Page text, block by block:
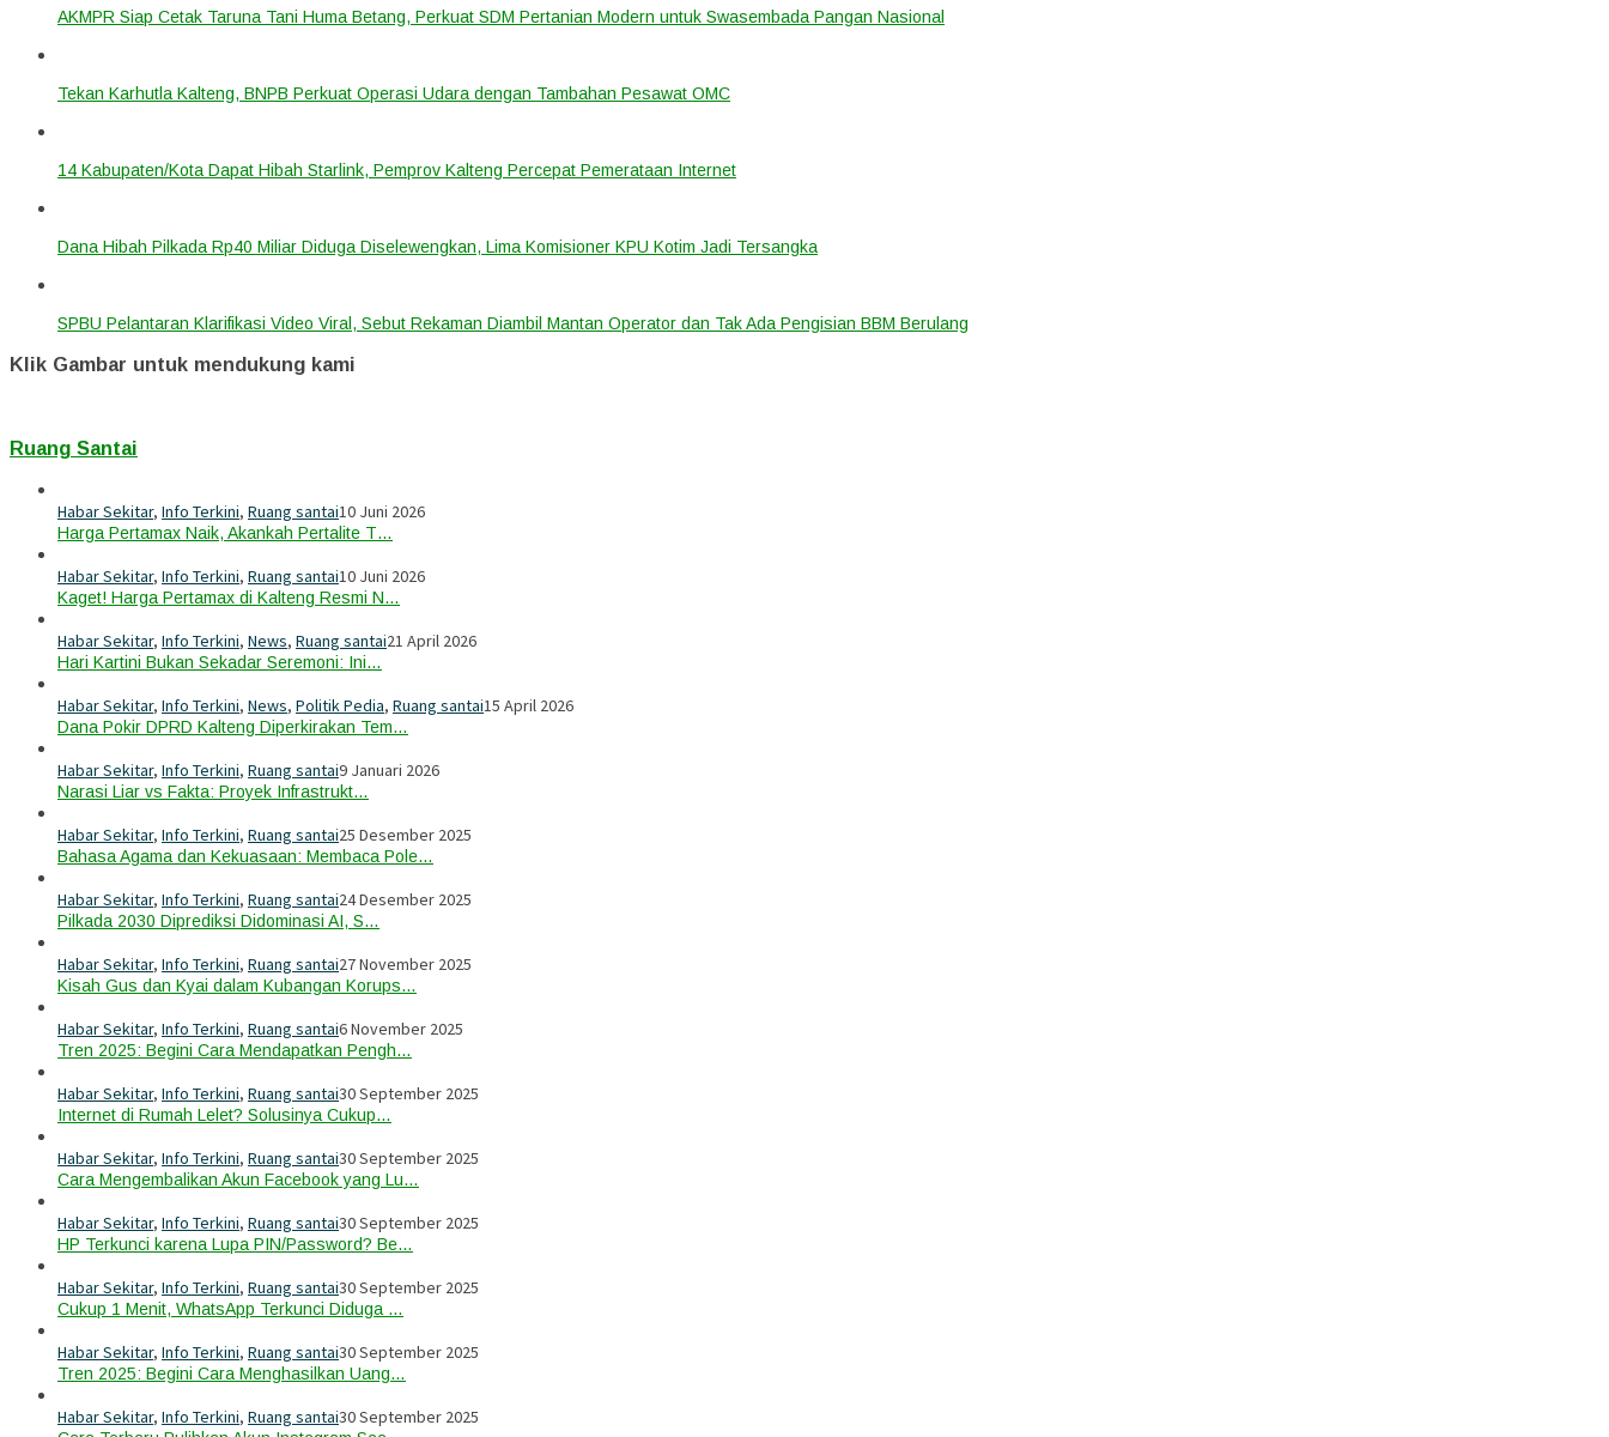
AKMPR Siap Cetak Taruna Tani Huma Betang, Perkuat SDM Pertanian Modern untuk Swasembada Pangan Nasional
Tekan Karhutla Kalteng, BNPB Perkuat Operasi Udara dengan Tambahan Pesawat OMC
14 Kabupaten/Kota Dapat Hibah Starlink, Pemprov Kalteng Percepat Pemerataan Internet
Dana Hibah Pilkada Rp40 Miliar Diduga Diselewengkan, Lima Komisioner KPU Kotim Jadi Tersangka
SPBU Pelantaran Klarifikasi Video Viral, Sebut Rekaman Diambil Mantan Operator dan Tak Ada Pengisian BBM Berulang
Klik Gambar untuk mendukung kami
Ruang Santai
Habar Sekitar, Info Terkini, Ruang santai10 Juni 2026
Harga Pertamax Naik, Akankah Pertalite T…
Habar Sekitar, Info Terkini, Ruang santai10 Juni 2026
Kaget! Harga Pertamax di Kalteng Resmi N…
Habar Sekitar, Info Terkini, News, Ruang santai21 April 2026
Hari Kartini Bukan Sekadar Seremoni: Ini…
Habar Sekitar, Info Terkini, News, Politik Pedia, Ruang santai15 April 2026
Dana Pokir DPRD Kalteng Diperkirakan Tem…
Habar Sekitar, Info Terkini, Ruang santai9 Januari 2026
Narasi Liar vs Fakta: Proyek Infrastrukt…
Habar Sekitar, Info Terkini, Ruang santai25 Desember 2025
Bahasa Agama dan Kekuasaan: Membaca Pole…
Habar Sekitar, Info Terkini, Ruang santai24 Desember 2025
Pilkada 2030 Diprediksi Didominasi AI, S…
Habar Sekitar, Info Terkini, Ruang santai27 November 2025
Kisah Gus dan Kyai dalam Kubangan Korups…
Habar Sekitar, Info Terkini, Ruang santai6 November 2025
Tren 2025: Begini Cara Mendapatkan Pengh…
Habar Sekitar, Info Terkini, Ruang santai30 September 2025
Internet di Rumah Lelet? Solusinya Cukup…
Habar Sekitar, Info Terkini, Ruang santai30 September 2025
Cara Mengembalikan Akun Facebook yang Lu…
Habar Sekitar, Info Terkini, Ruang santai30 September 2025
HP Terkunci karena Lupa PIN/Password? Be…
Habar Sekitar, Info Terkini, Ruang santai30 September 2025
Cukup 1 Menit, WhatsApp Terkunci Diduga …
Habar Sekitar, Info Terkini, Ruang santai30 September 2025
Tren 2025: Begini Cara Menghasilkan Uang…
Habar Sekitar, Info Terkini, Ruang santai30 September 2025